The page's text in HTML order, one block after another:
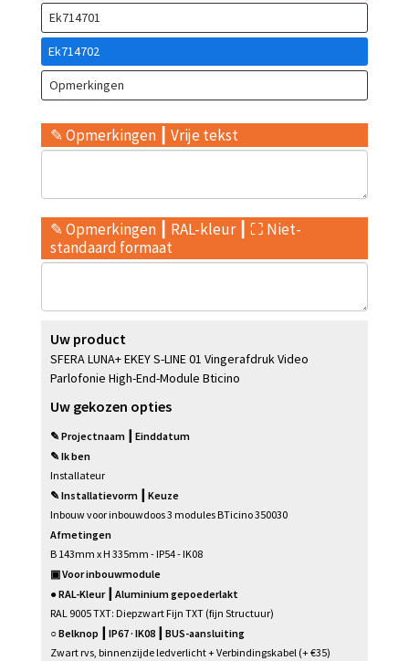
Ek714701
Ek714702
Opmerkingen
✎ Opmerkingen ┃ Vrije tekst
✎ Opmerkingen ┃ RAL-kleur ┃ ⛶ Niet-
standaard formaat
Uw product
SFERA LUNA+ EKEY S-LINE 01 Vingerafdruk Video
Parlofonie High-End-Module Bticino
Uw gekozen opties
✎ Projectnaam ┃ Einddatum
✎ Ik ben
Installateur
✎ Installatievorm ┃ Keuze
Inbouw voor inbouwdoos 3 modules BTicino 350030
Afmetingen
B 143mm x H 335mm - IP54 - IK08
▣ Voor inbouwmodule
● RAL-Kleur ┃ Aluminium gepoederlakt
RAL 9005 TXT: Diepzwart Fijn TXT (fijn Structuur)
○ Belknop ┃ IP67 · IK08 ┃ BUS-aansluiting
Zwart rvs, binnenzijde ledverlicht + Verbindingskabel (+ €35)